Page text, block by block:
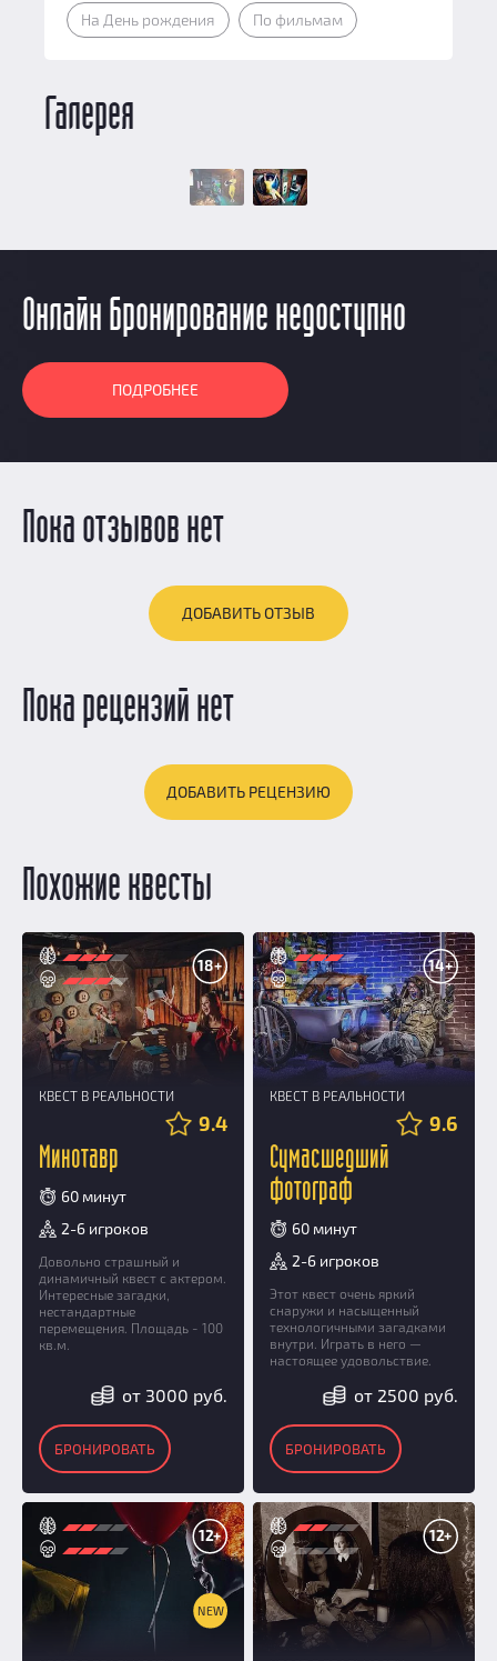
На День рождения По фильмам
Галерея
Онлайн бронирование недоступно
ПОДРОБНЕЕ
Пока отзывов нет
ДОБАВИТЬ ОТЗЫВ
Пока рецензий нет
ДОБАВИТЬ РЕЦЕНЗИЮ
Похожие квесты
18+
КВЕСТ В РЕАЛЬНОСТИ
9.4
Минотавр
60 минут
2-6 игроков
Довольно страшный и
динамичный квест с актером.
Интересные загадки,
нестандартные
перемещения. Площадь - 100
кв.м.
от 3000 руб.
БРОНИРОВАТЬ
14+
КВЕСТ В РЕАЛЬНОСТИ
9.6
Сумасшедший
фотограф
60 минут
2-6 игроков
Этот квест очень яркий
снаружи и насыщенный
технологичными загадками
внутри. Играть в него —
настоящее удовольствие.
от 2500 руб.
БРОНИРОВАТЬ
12+
NEW
12+